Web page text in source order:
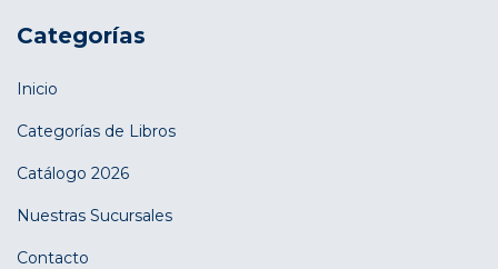
Categorías
Inicio
Categorías de Libros
Catálogo 2026
Nuestras Sucursales
Contacto